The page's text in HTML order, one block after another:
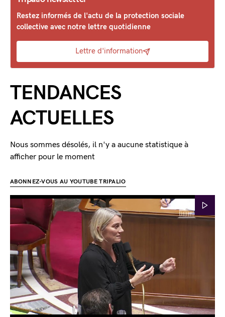
Restez informés de l'actu de la protection sociale
collective avec notre lettre quotidienne
Lettre d'information
TENDANCES
ACTUELLES
Nous sommes désolés, il n'y a aucune statistique à
afficher pour le moment
ABONNEZ-VOUS AU YOUTUBE TRIPALIO